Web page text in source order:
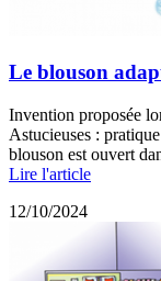
Le blouson
Invention proposée
Astucieuses :
blouson est ouvert
Lire l'article
12/10/2024